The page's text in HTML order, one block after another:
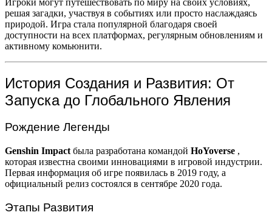
решая загадки, участвуя в событиях или просто наслаждаясь
природой. Игра стала популярной благодаря своей
доступности на всех платформах, регулярным обновлениям и
активному комьюнити.
История Создания и Развития: От
Запуска до Глобального Явления
Рождение Легенды
Genshin Impact была разработана командой HoYoverse ,
которая известна своими инновациями в игровой индустрии.
Первая информация об игре появилась в 2019 году, а
официальный релиз состоялся в сентябре 2020 года.
Этапы Развития